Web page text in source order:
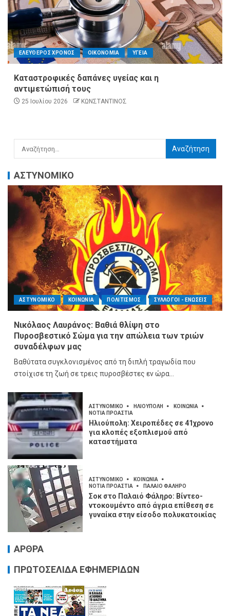
ΕΛΕΥΘΕΡΟΣ ΧΡΟΝΟΣ ΟΙΚΟΝΟΜΙΑ ΥΓΕΙΑ
Καταστροφικές δαπάνες υγείας και η
αντιμετώπισή τους
25 Ιουλίου 2026 ΚΩΝΣΤΑΝΤΙΝΟΣ
ΑΣΤΥΝΟΜΙΚΟ
ΑΣΤΥΝΟΜΙΚΟ ΚΟΙΝΩΝΙΑ ΠΟΛΙΤΙΣΜΟΣ ΣΥΛΛΟΓΟΙ - ΕΝΩΣΕΙΣ
Νικόλαος Λαυράνος: Βαθιά θλίψη στο
Πυροσβεστικό Σώμα για την απώλεια των τριών
συναδέλφων μας
Βαθύτατα συγκλονισμένος από τη διπλή τραγωδία που
στοίχισε τη ζωή σε τρεις πυροσβέστες εν ώρα...
ΑΣΤΥΝΟΜΙΚΟ ΗΛΙΟΥΠΟΛΗ
ΚΟΙΝΩΝΙΑ
ΝΟΤΙΑ ΠΡΟΑΣΤΙΑ
Ηλιούπολη: Χειροπέδες σε 41χρονο
για κλοπές εξοπλισμού από
καταστήματα
ΑΣΤΥΝΟΜΙΚΟ
ΚΟΙΝΩΝΙΑ
ΝΟΤΙΑ ΠΡΟΑΣΤΙΑ
ΠΑΛΑΙΟ ΦΑΛΗΡΟ
Σοκ στο Παλαιό Φάληρο: Βίντεο-
ντοκουμέντο από άγρια επίθεση σε
γυναίκα στην είσοδο πολυκατοικίας
ΑΡΘΡΑ
ΠΡΩΤΟΣΕΛΙΔΑ ΕΦΗΜΕΡΙΔΩΝ